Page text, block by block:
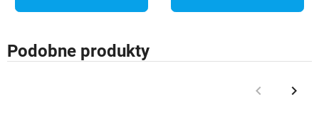
Podobne produkty
Poprzedni
keyboard_arrow_left keyboard_arrow_right